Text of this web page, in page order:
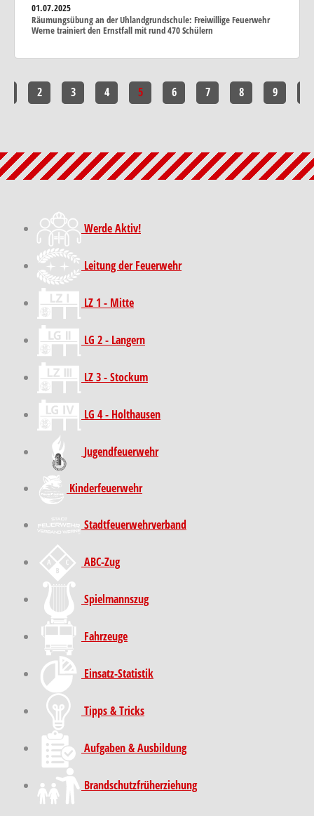
01.07.2025
Räumungsübung an der Uhlandgrundschule: Freiwillige Feuerwehr
Werne trainiert den Ernstfall mit rund 470 Schülern
2 3 4 5 6 7 8 9
Werde Aktiv!
Leitung der Feuerwehr
LZ 1 - Mitte
LG 2 - Langern
LZ 3 - Stockum
LG 4 - Holthausen
Jugendfeuerwehr
Kinder­feuer­wehr
Stadt­feuer­wehr­verband
ABC-Zug
Spielmannszug
Fahrzeuge
Einsatz-Statistik
Tipps & Tricks
Aufgaben & Ausbildung
Brand­schutz­früh­erziehung